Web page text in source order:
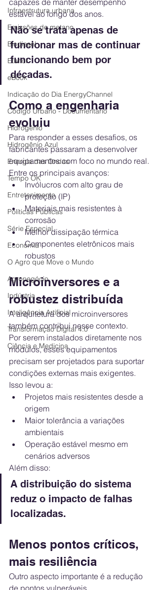
Infraestrutura urbana
Emissões de metano
Biodiesel
Etanol
eBook
Indicação do Dia EnergyChannel
Código Urbano - Documentário
Hidrogênio
Hidrogênio Azul
Energia das Ondas
Tempo OK
Entretenimento
Políticas Públicas
Série Especial
Economia
O Agro que Move o Mundo
Agronegócio
Indústria
Inteligência Artificial
Transformação Digital 4.0
Ciência e Medicina
capazes de manter desempenho
estável ao longo dos anos.
Não se trata apenas de
funcionar mas de continuar
funcionando bem por
décadas.
Como a engenharia
evoluiu
Para responder a esses desafios, os
fabricantes passaram a desenvolver
equipamentos com foco no mundo real.
Entre os principais avanços:
Invólucros com alto grau de
proteção (IP)
Materiais mais resistentes à
corrosão
Melhor dissipação térmica
Componentes eletrônicos mais
robustos
Microinversores e a
robustez distribuída
A arquitetura dos microinversores
também contribui nesse contexto.
Por serem instalados diretamente nos
módulos, esses equipamentos
precisam ser projetados para suportar
condições externas mais exigentes.
Isso levou a:
Projetos mais resistentes desde a
origem
Maior tolerância a variações
ambientais
Operação estável mesmo em
cenários adversos
Além disso:
A distribuição do sistema
reduz o impacto de falhas
localizadas.
Menos pontos críticos,
mais resiliência
Outro aspecto importante é a redução